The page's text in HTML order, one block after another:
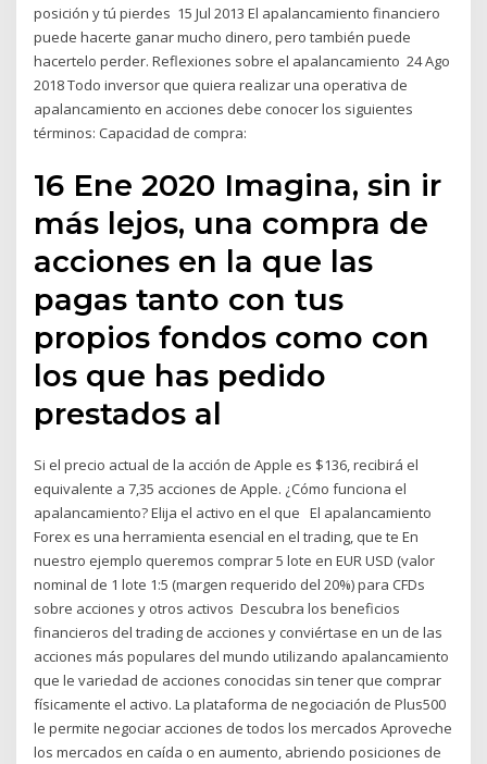
posición y tú pierdes 15 Jul 2013 El apalancamiento financiero
puede hacerte ganar mucho dinero, pero también puede
hacertelo perder. Reflexiones sobre el apalancamiento 24 Ago
2018 Todo inversor que quiera realizar una operativa de
apalancamiento en acciones debe conocer los siguientes
términos: Capacidad de compra:
16 Ene 2020 Imagina, sin ir
más lejos, una compra de
acciones en la que las
pagas tanto con tus
propios fondos como con
los que has pedido
prestados al
Si el precio actual de la acción de Apple es $136, recibirá el
equivalente a 7,35 acciones de Apple. ¿Cómo funciona el
apalancamiento? Elija el activo en el que El apalancamiento
Forex es una herramienta esencial en el trading, que te En
nuestro ejemplo queremos comprar 5 lote en EUR USD (valor
nominal de 1 lote 1:5 (margen requerido del 20%) para CFDs
sobre acciones y otros activos Descubra los beneficios
financieros del trading de acciones y conviértase en un de las
acciones más populares del mundo utilizando apalancamiento
que le variedad de acciones conocidas sin tener que comprar
físicamente el activo. La plataforma de negociación de Plus500
le permite negociar acciones de todos los mercados Aproveche
los mercados en caída o en aumento, abriendo posiciones de